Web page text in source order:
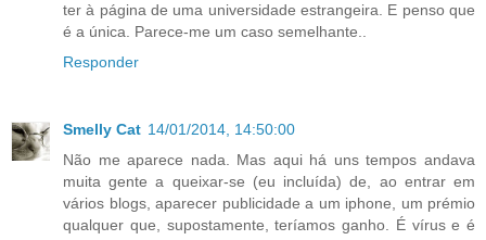
ter à página de uma universidade estrangeira. E penso que
é a única. Parece-me um caso semelhante..
Responder
Smelly Cat 14/01/2014, 14:50:00
Não me aparece nada. Mas aqui há uns tempos andava
muita gente a queixar-se (eu incluída) de, ao entrar em
vários blogs, aparecer publicidade a um iphone, um prémio
qualquer que, supostamente, teríamos ganho. É vírus e é